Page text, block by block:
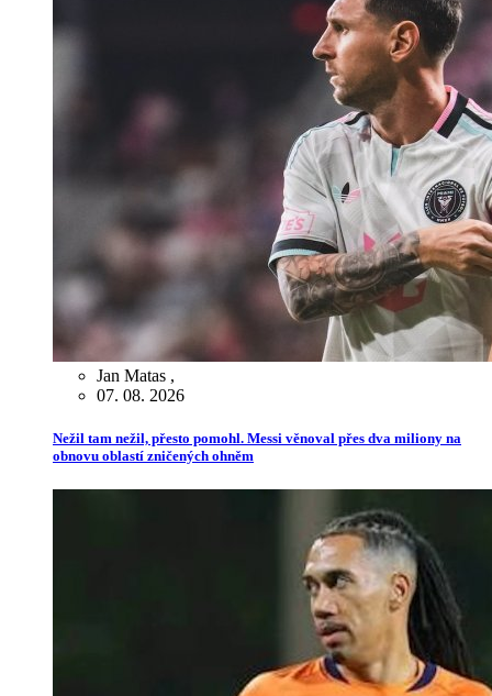
Jan Matas ,
07. 08. 2026
Nežil tam nežil, přesto pomohl. Messi věnoval přes dva miliony na
obnovu oblastí zničených ohněm